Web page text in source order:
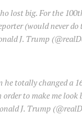
lost big. For the
(would never
J. Trump
he totally changed a
to make me look
J. Trump